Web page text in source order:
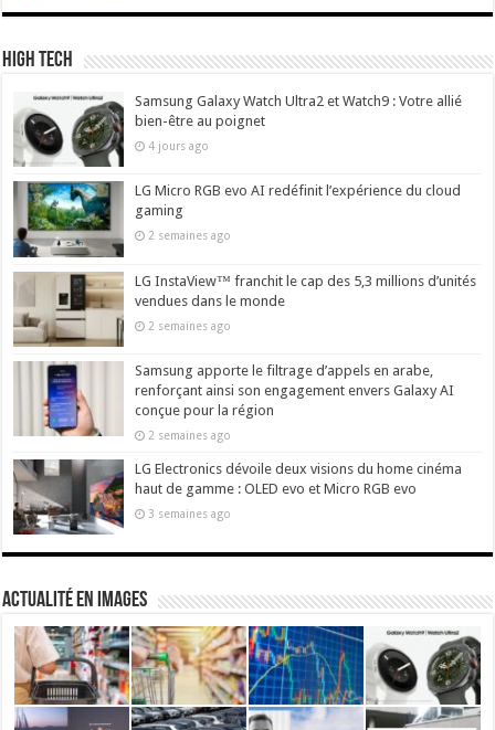
High Tech
Samsung Galaxy Watch Ultra2 et Watch9 : Votre allié
bien-être au poignet
4 jours ago
LG Micro RGB evo AI redéfinit l’expérience du cloud
gaming
2 semaines ago
LG InstaView™ franchit le cap des 5,3 millions d’unités
vendues dans le monde
2 semaines ago
Samsung apporte le filtrage d’appels en arabe,
renforçant ainsi son engagement envers Galaxy AI
conçue pour la région
2 semaines ago
LG Electronics dévoile deux visions du home cinéma
haut de gamme : OLED evo et Micro RGB evo
3 semaines ago
actualité en images